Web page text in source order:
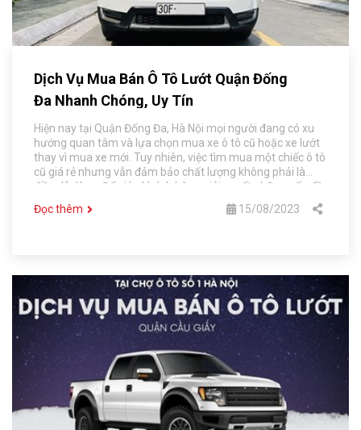
Dịch Vụ Mua Bán Ô Tô Lướt Quận Đống
Đa Nhanh Chóng, Uy Tín
Hiện nay tại Quận Đống Đa, Hà Nội mọi người đang có xu
hướng quan tâm và lựa chọn mua xe ô tô cũ hoặc xe lướt
thay vì mua xe mới. Tuy nhiên, việc tìm mua một chiếc ô tô
cũ giá rẻ nhưng vẫn đảm bảo chất lượng không phải là
điều dễ dàng. Để giúp khách hàng giải quyết những vấn đề
liên quan đến mua bán xe, dịch vụ mua bán ô tô lướt tại
Chợ Ô Tô Số 1 Hà Nội, đặc biệt là tại Quận Đống Đa sẽ giúp
Đọc thêm 15/08/2023